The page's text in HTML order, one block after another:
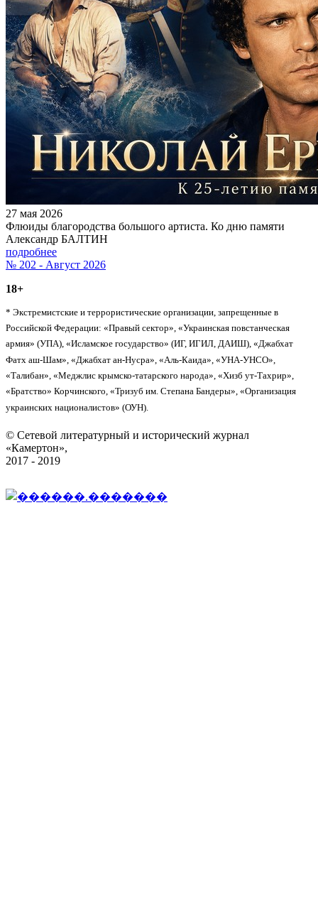
27 мая 2026
Флюиды благородства большого артиста. Ко дню памяти
Александр БАЛТИН
подробнее
№ 202 - Август 2026
18+
* Экстремистские и террористические организации, запрещенные в
Российской Федерации: «Правый сектор», «Украинская повстанческая
армия» (УПА), «Исламское государство» (ИГ, ИГИЛ, ДАИШ), «Джабхат
Фатх аш-Шам», «Джабхат ан-Нусра», «Аль-Каида», «УНА-УНСО»,
«Талибан», «Меджлис крымско-татарского народа», «Хизб ут-Тахрир»,
«Братство» Корчинского, «Тризуб им. Степана Бандеры», «Организация
украинских националистов» (ОУН).
© Сетевой литературный и исторический журнал
«Камертон»,
2017 - 2019